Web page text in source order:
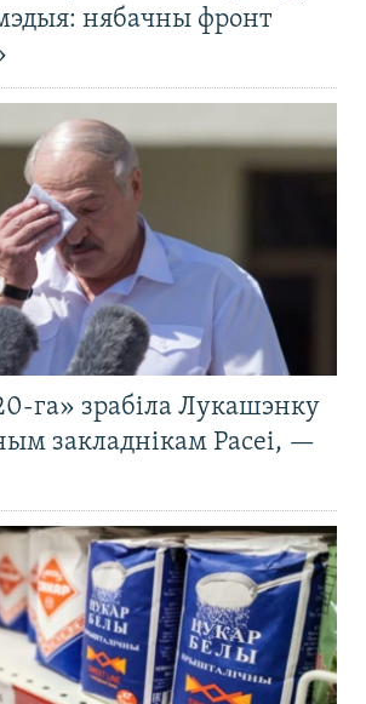
нябачны фронт
га» зрабіла Лукашэнку
закладнікам Расеі, —